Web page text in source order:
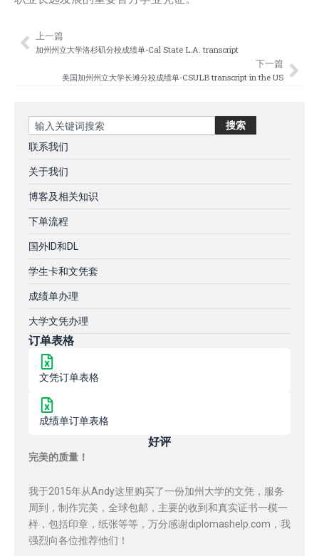
Prev
上一篇
加州州立大学洛杉矶分校成绩单-Cal State L.A. transcript
下一篇
美国加州州立大学长滩分校成绩单-CSULB transcript in the US
Search 搜索
联系我们
关于我们
博客及相关知识
下单流程
国外ID和DL
学生卡和文凭套
成绩单办理
大学文凭办理
订单表格
文凭订单表格
成绩单订单表格
好评
完美的质量！
我于2015年从Andy这里购买了一份加州大学的文凭，服务
周到，制作完美，全球包邮，主要的收到和真实证书一模一
样，包括印章，纸张等等，万分感谢diplomashelp.com，我
强烈向各位推荐他们！